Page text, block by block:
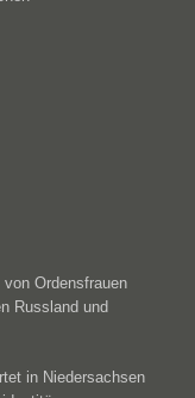
Ordensfrauen
Russland und
in Niedersachsen